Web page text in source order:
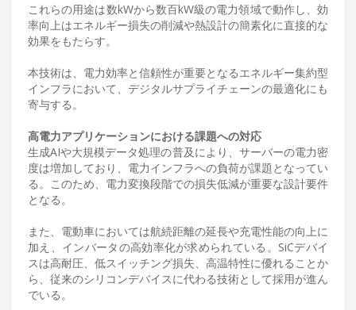
これらの用途は数kWから数百kW級の電力領域で動作し、効
率向上はエネルギー損失の削減や熱設計の簡素化に直接的な
効果をもたらす。
本技術は、電力効率と信頼性が重要となるエネルギー集約型
インフラにおいて、デジタルサプライチェーンの最適化にも
寄与する。
高電力アプリケーションにおける課題への対応
生成AIや大規模データ処理の普及により、サーバーの電力密
度は増加しており、電力インフラへの負荷が課題となってい
る。このため、電力変換段階での損失低減が重要な設計要件
となる。
また、電動車においては航続距離の延長や充電性能の向上に
加え、インバータの高効率化が求められている。SiCデバイ
スは高耐圧、低スイッチング損失、高温特性に優れることか
ら、従来のシリコンデバイスに代わる技術として採用が進ん
でいる。